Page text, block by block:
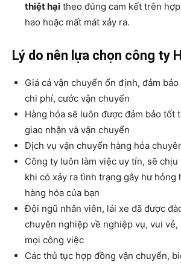
thiệt hại theo đúng cam kết trên
hao hoặc mất mát xảy ra.
Lý do nên lựa chọn công ty
Giá cả vận chuyển ổn định, đảm
chi phí, cước vận chuyển
Hàng hóa sẽ luôn được đảm bảo tốt
giao nhận và vận chuyển
Dịch vụ vận chuyển hàng hóa
Công ty luôn làm việc uy tín, sẽ chịu
khi có xảy ra tình trạng gây hư hỏng
hàng hóa của bạn
Đội ngũ nhân viên, lái xe đã được
chuyên nghiệp về nghiệp vụ, vui
mọi công việc
Các thủ tục hợp đồng vận chuyển,